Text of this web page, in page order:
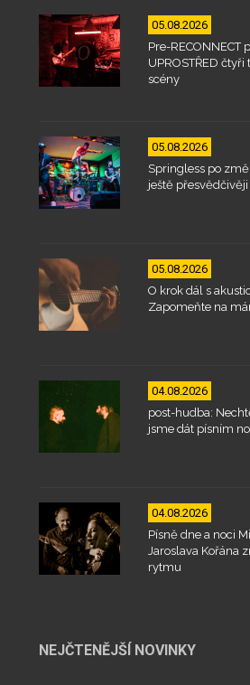
05.08.2026
Pre-RECONNECT
UPROSTŘED
scény
05.08.2026
Springless po
ještě přesvědčivěji
05.08.2026
O krok dál s
Zapomeňte na
04.08.2026
post-hudba:
jsme dát písním
04.08.2026
Písně dne a noci
Jaroslava Kořána
rytmu
NEJČTENĚJŠÍ NOVINKY